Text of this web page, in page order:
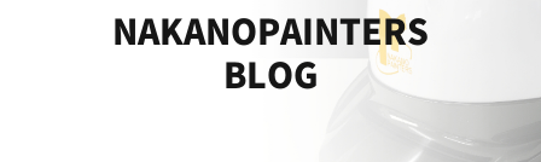
NAKANOPAINTERS
BLOG